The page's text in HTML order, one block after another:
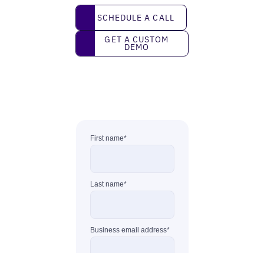
Schedule a call
SCHEDULE A CALL
Get a custom demo
GET A CUSTOM
DEMO